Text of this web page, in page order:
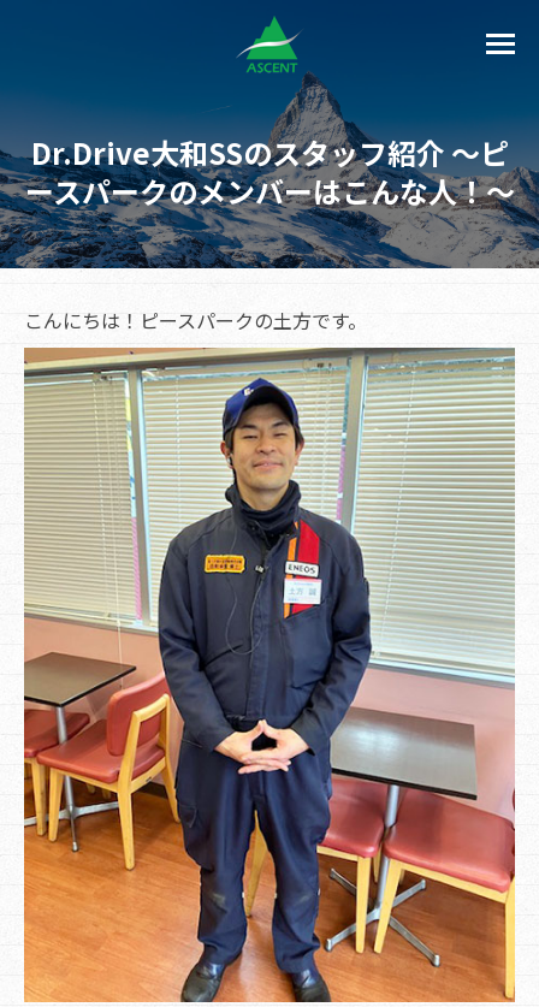
Dr.Drive大和SSのスタッフ紹介 ～ピ
ースパークのメンバーはこんな人！～
こんにちは！ピースパークの土方です。